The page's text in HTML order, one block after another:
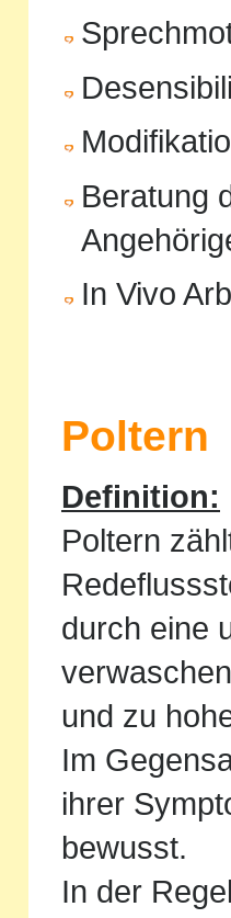
Beratung
In Vivo
Poltern
Definition:
Poltern
durch eine
und zu
Im
ihrer
bewusst.
In der